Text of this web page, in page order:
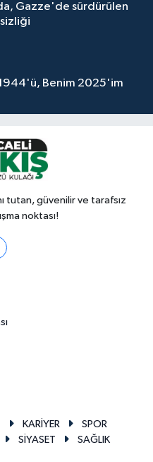
Gazze'de sürdürülen
1944'ü, Benim 2025'im
tutan, güvenilir ve tarafsız
noktası!
KARİYER
SPOR
SİYASET
SAĞLIK